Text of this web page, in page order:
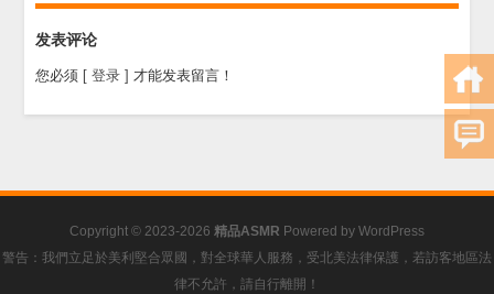
发表评论
您必须 [ 登录 ] 才能发表留言！
Copyright © 2023-2026 精品ASMR Powered by WordPress
警告：我們立足於美利堅合眾國，對全球華人服務，受北美法律保護，若訪客地區法
律不允許，請自行離開！